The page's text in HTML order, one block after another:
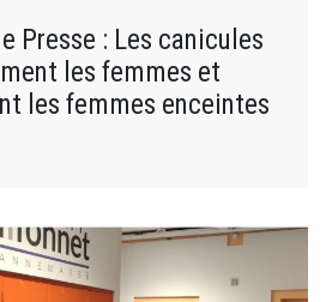
Presse : Les canicules
les femmes et
les femmes enceintes